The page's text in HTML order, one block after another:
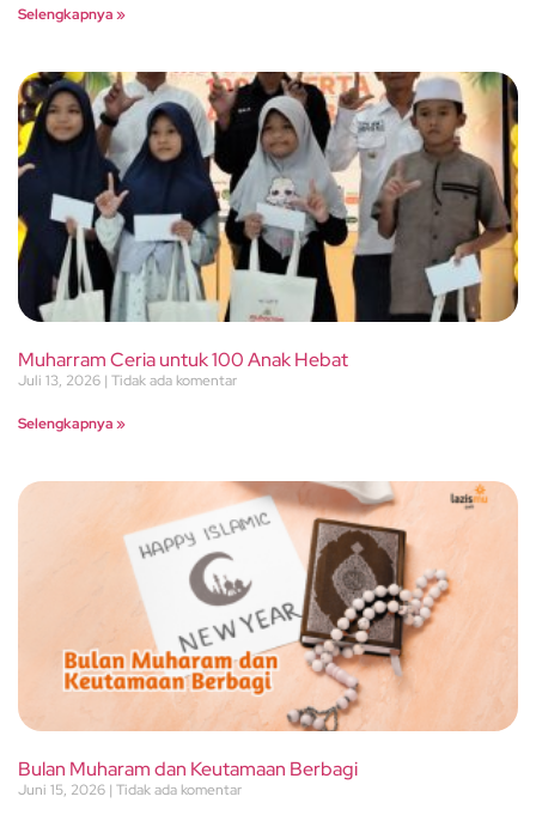
Selengkapnya »
Muharram Ceria untuk 100 Anak Hebat
Juli 13, 2026 Tidak ada komentar
Selengkapnya »
Bulan Muharam dan Keutamaan Berbagi
Juni 15, 2026 Tidak ada komentar